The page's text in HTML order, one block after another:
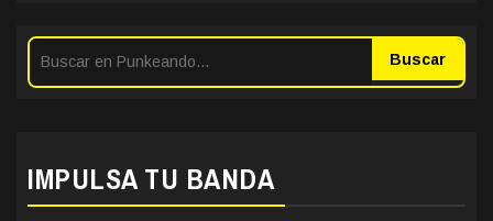
Buscar
IMPULSA TU BANDA